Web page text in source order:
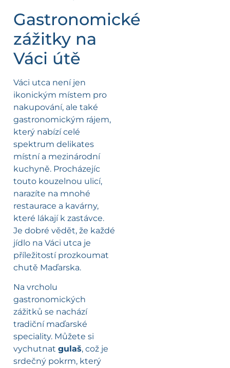
Gastronomické
zážitky na
Váci útě
Váci utca není jen
ikonickým místem pro
nakupování, ale také
gastronomickým rájem,
který nabízí celé
spektrum delikates
místní a mezinárodní
kuchyně. Procházejíc
touto kouzelnou ulicí,
narazíte na mnohé
restaurace a kavárny,
které lákají k zastávce.
Je dobré vědět, že každé
jídlo na Váci utca je
příležitostí prozkoumat
chutě Maďarska.
Na vrcholu
gastronomických
zážitků se nachází
tradiční maďarské
speciality. Můžete si
vychutnat gulaš, což je
srdečný pokrm, který